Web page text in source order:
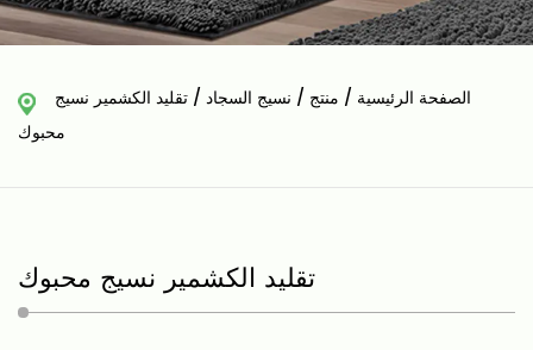
الصفحة الرئيسية / منتج / نسيج السجاد / تقليد الكشمير نسيج
محبوك
تقليد الكشمير نسيج محبوك